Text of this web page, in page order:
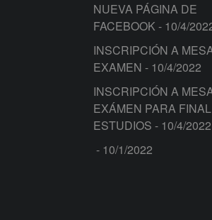
NUEVA PÁGINA DE
FACEBOOK - 10/4/
INSCRIPCIÓN A
EXAMEN - 10/4/2022
INSCRIPCIÓN A
EXÁMEN PARA
ESTUDIOS - 10/4/2022
- 10/1/2022